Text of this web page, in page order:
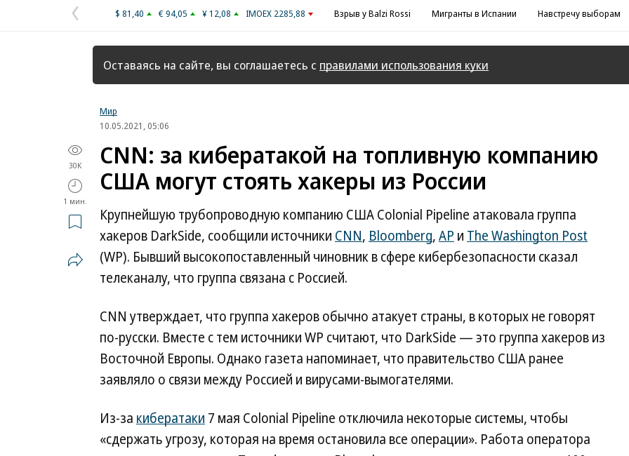
Предыдущая
страница
$ 81,40 € 94,05 ¥ 12,08 IMOEX 2285,88 Взрыв у Balzi Rossi Мигранты в Испании Навстречу выборам
Оставаясь на сайте, вы соглашаетесь с правилами использования куки
Мир
10.05.2021, 05:06
30K
1 мин.
CNN: за кибератакой на топливную компанию
США могут стоять хакеры из России
Крупнейшую трубопроводную компанию США Colonial Pipeline атаковала группа
хакеров DarkSide, сообщили источники CNN, Bloomberg,AP и The Washington Post
(WP). Бывший высокопоставленный чиновник в сфере кибербезопасности сказал
телеканалу, что группа связана с Россией.
CNN утверждает, что группа хакеров обычно атакует страны, в которых не говорят
по-русски. Вместе с тем источники WP считают, что DarkSide — это группа хакеров из
Восточной Европы. Однако газета напоминает, что правительство США ранее
заявляло о связи между Россией и вирусами-вымогателями.
Из-за кибератаки 7 мая Colonial Pipeline отключила некоторые системы, чтобы
«сдержать угрозу, которая на время остановила все операции». Работа оператора